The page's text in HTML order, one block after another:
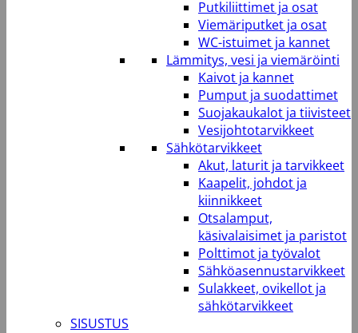
Putkiliittimet ja osat
Viemäriputket ja osat
WC-istuimet ja kannet
Lämmitys, vesi ja viemäröinti
Kaivot ja kannet
Pumput ja suodattimet
Suojakaukalot ja tiivisteet
Vesijohtotarvikkeet
Sähkötarvikkeet
Akut, laturit ja tarvikkeet
Kaapelit, johdot ja
kiinnikkeet
Otsalamput,
käsivalaisimet ja paristot
Polttimot ja työvalot
Sähköasennustarvikkeet
Sulakkeet, ovikellot ja
sähkötarvikkeet
SISUSTUS